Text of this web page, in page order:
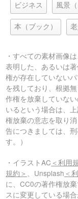
ビジネス 風景
本（ブック） 老
・すべての素材画像
表明した、あるいは
権が存在していない
を残しており、根拠
作権を放棄していな
いるという場合は、
権放棄の意志を取り
告につきましては、
す。）
・イラストAC ＜利用
規約＞
、Unsplash ＜
に、CC0の著作権放
スに変更している場